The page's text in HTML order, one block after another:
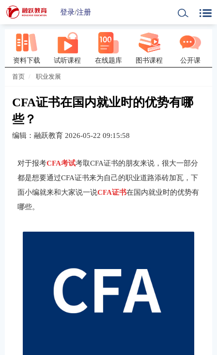
登录/注册
资料下载 试听课程 在线题库 图书课程 公开课
首页 职业发展
CFA证书在国内就业时的优势有哪
些？
编辑：融跃教育 2026-05-22 09:15:58
对于报考CFA考试考取CFA证书的朋友来说，很大一部分
都是想要通过CFA证书来为自己的职业道路添砖加瓦，下
面小编就来和大家说一说CFA证书在国内就业时的优势有
哪些。